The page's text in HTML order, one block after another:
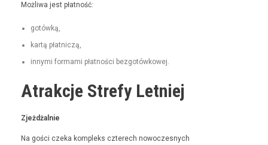
Możli­wa jest płatność:
gotówką,
kartą płat­niczą,
inny­mi for­ma­mi płat­noś­ci bezgotówkowej.
Atrakcje Strefy Letniej
Zjeżdżal­nie
Na goś­ci czeka kom­pleks czterech nowoczes­nych